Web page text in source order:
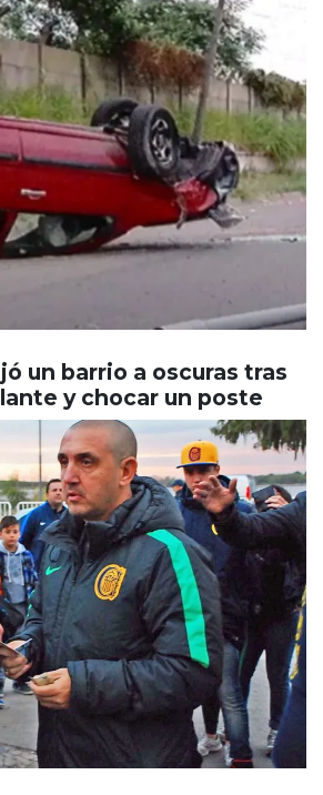
un barrio a oscuras tras
y chocar un poste